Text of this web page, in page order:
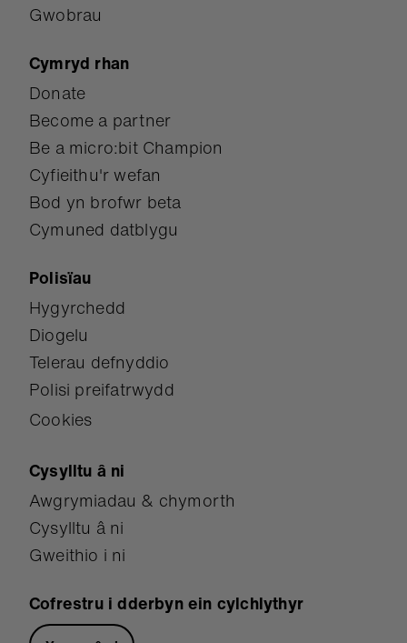
Gwobrau
Cymryd rhan
Donate
Become a partner
Be a micro:bit Champion
Cyfieithu'r wefan
Bod yn brofwr beta
Cymuned datblygu
Polisïau
Hygyrchedd
Diogelu
Telerau defnyddio
Polisi preifatrwydd
Cookies
Cysylltu â ni
Awgrymiadau & chymorth
Cysylltu â ni
Gweithio i ni
Cofrestru i dderbyn ein cylchlythyr